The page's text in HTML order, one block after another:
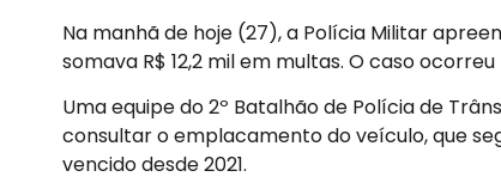
Na manhã de hoje (27), a Polícia Militar
somava R$ 12,2 mil em multas. O caso ocorreu
Uma equipe do 2º Batalhão de Polícia de
consultar o emplacamento do veículo, que
vencido desde 2021.